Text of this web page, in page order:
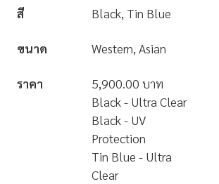
สี Black, Tin Blue
ขนาด Western, Asian
ราคา
5,900.00 บาท
Black - Ultra Clear
Black - UV
Protection
Tin Blue - Ultra
Clear